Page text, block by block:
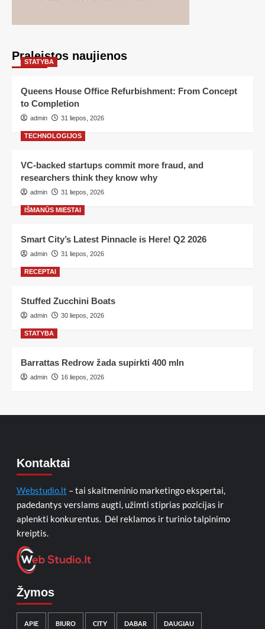
Praleistos naujienos
STATYBA
Queens House Office Refurbishment: From Concept
to Completion
admin 31 liepos, 2026
TECHNOLOGIJOS
VC-backed startups commit more fraud, and
researchers think they know why
admin 31 liepos, 2026
IŠMANŪS MIESTAI
Smart City’s Latest Pinnacle is Here! Q2 2026
admin 31 liepos, 2026
RECEPTAI
Stuffed Zucchini Boats
admin 30 liepos, 2026
STATYBA
Barrattas Redrow žada supirkti 400 mln
admin 16 liepos, 2026
Kontaktai
Webstudio.lt – tai skaitmeninio marketingo ekspertai,
padedantys verslams augti, užimti stiprias pozicijas ir
aplenkti konkurentus. Dėl reklamos ir turinio talpinimo
kreiptis.
Žymos
APIE BIURO CITY DABAR DAUGIAU